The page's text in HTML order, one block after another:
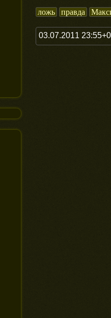
ложь
правда
03.07.2011